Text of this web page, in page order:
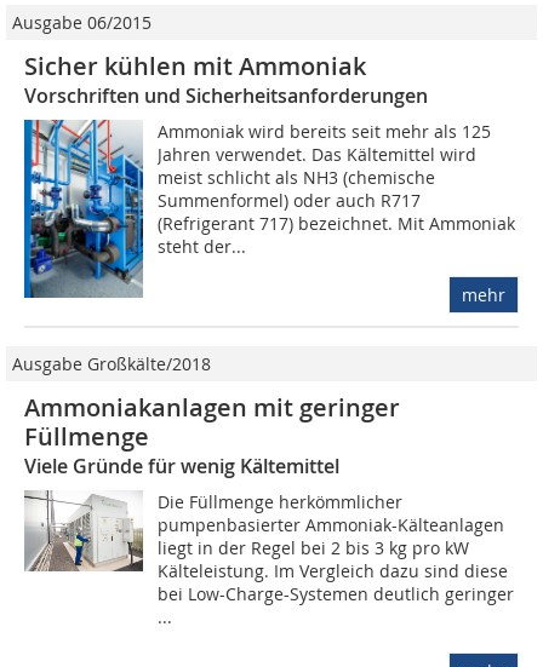
Ausgabe 06/2015
Sicher kühlen mit Ammoniak
Vorschriften und Sicherheitsanforderungen
Ammoniak wird bereits seit mehr als 125
Jahren verwendet. Das Kältemittel wird
meist schlicht als NH3 (chemische
Summenformel) oder auch R717
(Refrigerant 717) bezeichnet. Mit Ammoniak
steht der...
mehr
Ausgabe Großkälte/2018
Ammoniakanlagen mit geringer
Füllmenge
Viele Gründe für wenig Kältemittel
Die Füllmenge herkömmlicher
pumpenbasierter Ammoniak-Kälteanlagen
liegt in der Regel bei 2 bis 3 kg pro kW
Kälteleistung. Im Vergleich dazu sind diese
bei Low-Charge-Systemen deutlich geringer
...